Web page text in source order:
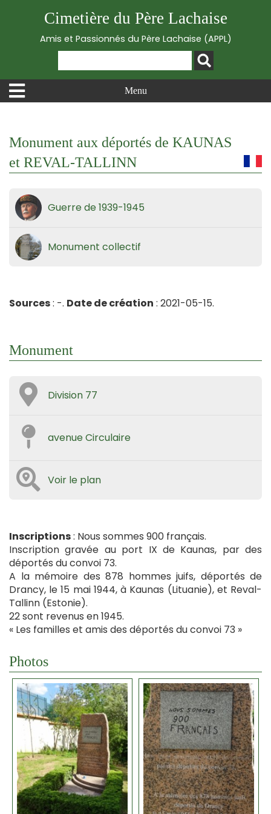
Cimetière du Père Lachaise
Amis et Passionnés du Père Lachaise (APPL)
Menu
Monument aux déportés de KAUNAS
et REVAL-TALLINN
Guerre de 1939-1945
Monument collectif
Sources: -. Date de création : 2021-05-15.
Monument
Division 77
avenue Circulaire
Voir le plan
Inscriptions: Nous sommes 900 français.
Inscription gravée au port IX de Kaunas, par des
déportés du convoi 73.
A la mémoire des 878 hommes juifs, déportés de
Drancy, le 15 mai 1944, à Kaunas (Lituanie), et Reval-
Tallinn (Estonie).
22 sont revenus en 1945.
« Les familles et amis des déportés du convoi 73 »
Photos